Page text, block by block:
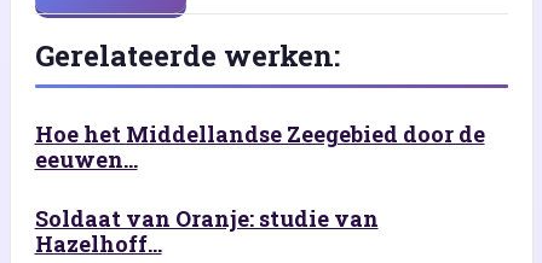
Gerelateerde werken:
Hoe het Middellandse Zeegebied door de
eeuwen...
Soldaat van Oranje: studie van
Hazelhoff...